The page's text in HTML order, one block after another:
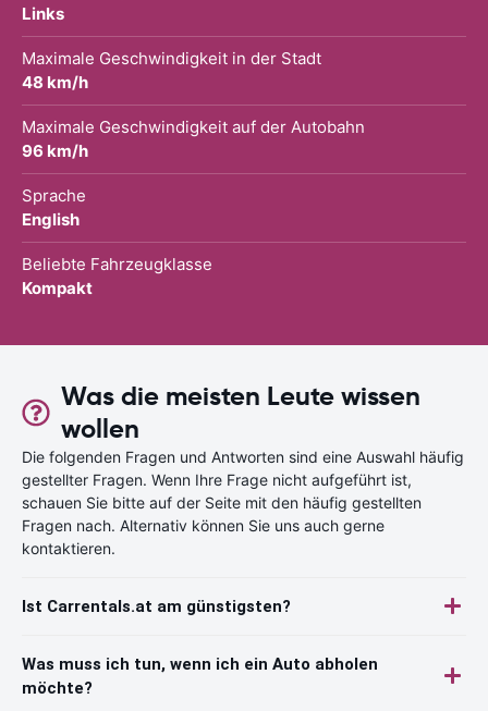
Links
Maximale Geschwindigkeit in der Stadt
48 km/h
Maximale Geschwindigkeit auf der Autobahn
96 km/h
Sprache
English
Beliebte Fahrzeugklasse
Kompakt
Was die meisten Leute wissen
wollen
Die folgenden Fragen und Antworten sind eine Auswahl häufig
gestellter Fragen. Wenn Ihre Frage nicht aufgeführt ist,
schauen Sie bitte auf der Seite mit den häufig gestellten
Fragen nach. Alternativ können Sie uns auch gerne
kontaktieren.
Ist Carrentals.at am günstigsten?
Was muss ich tun, wenn ich ein Auto abholen
möchte?